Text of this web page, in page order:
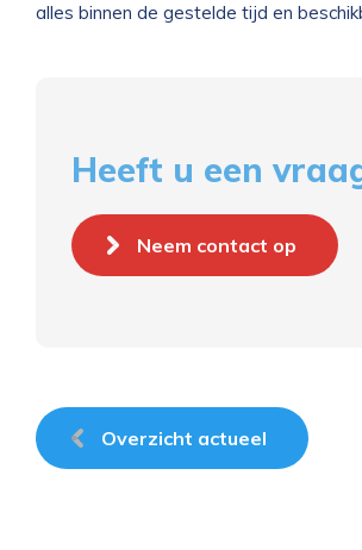
alles binnen de gestelde tijd en
Heeft u een
Neem contact op
Overzicht actueel